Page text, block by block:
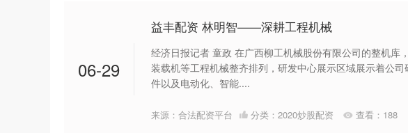
06-29
益丰配资 林明智——深耕工程机械
经济日报记者 童政 在广西柳工机械股份有限公司的整机库
装载机等工程机械整齐排列，研发中心展示区域展示着公
件以及电动化、智能....
来源：合法配资平台 分类： 2020炒股配资 查看： 188